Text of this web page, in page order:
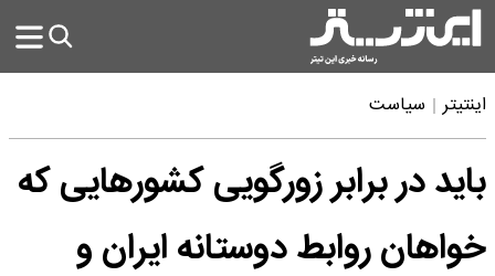
اینتیتر سیاست
باید در برابر زورگویی کشورهایی که
خواهان روابط دوستانه ایران و